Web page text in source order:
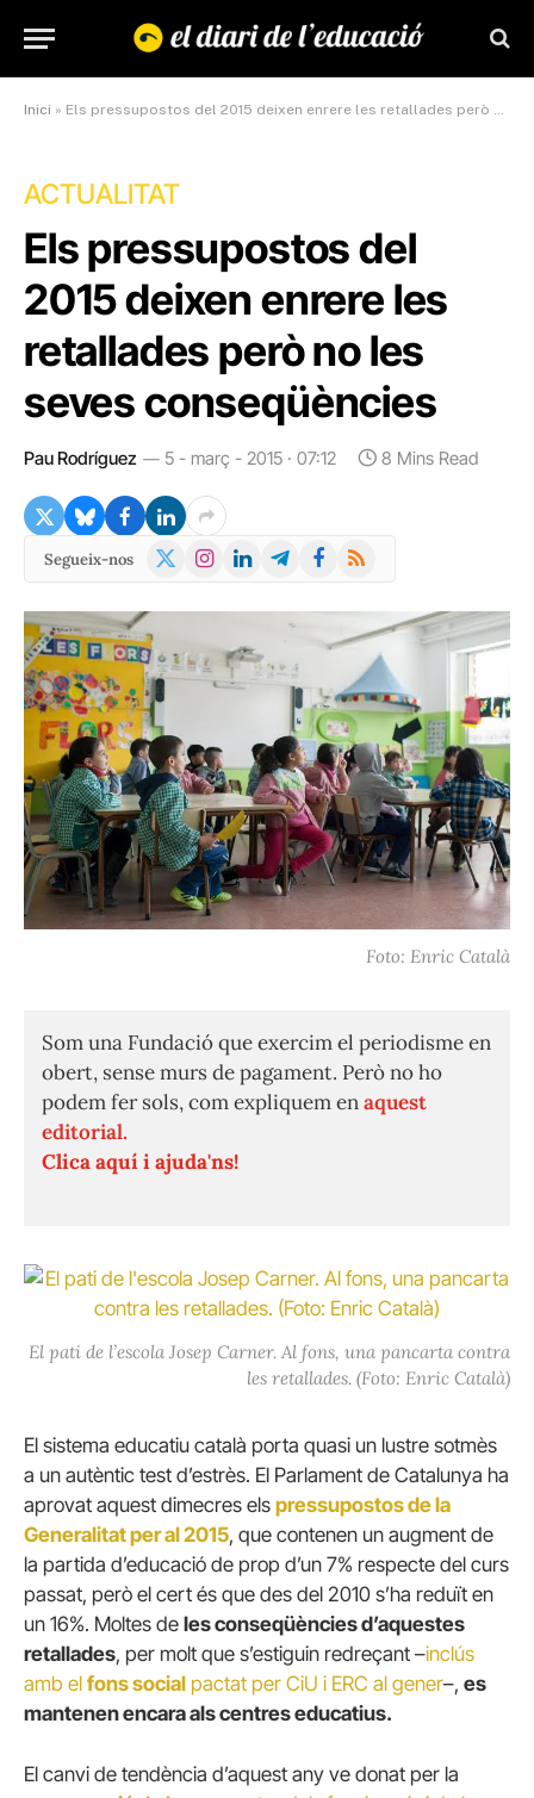
Inici » Els pressupostos del 2015 deixen enrere les retallades però no les seves conseqüències
ACTUALITAT
Els pressupostos del
2015 deixen enrere les
retallades però no les
seves conseqüències
Pau Rodríguez 5 - març - 2015 · 07:12 8 Mins Read
Segueix-nos
X
Instagram
LinkedInTelegramFacebook
RSS
Foto: Enric Català
Som una Fundació que exercim el periodisme en
obert, sense murs de pagament. Però no ho
podem fer sols, com expliquem enaquest
editorial.
Clica aquí i ajuda'ns!
El pati de l’escola Josep Carner. Al fons, una pancarta contra
les retallades. (Foto: Enric Català)
El sistema educatiu català porta quasi un lustre sotmès
a un autèntic test d’estrès. El Parlament de Catalunya ha
aprovat aquest dimecres els pressupostos de la
Generalitat per al 2015, que contenen un augment de
la partida d’educació de prop d’un 7% respecte del curs
passat, però el cert és que des del 2010 s’ha reduït en
un 16%. Moltes de les conseqüències d’aquestes
retallades, per molt que s’estiguin redreçant –inclús
amb el fons social pactat per CiU i ERC al gener–, es
mantenen encara als centres educatius.
El canvi de tendència d’aquest any ve donat per la